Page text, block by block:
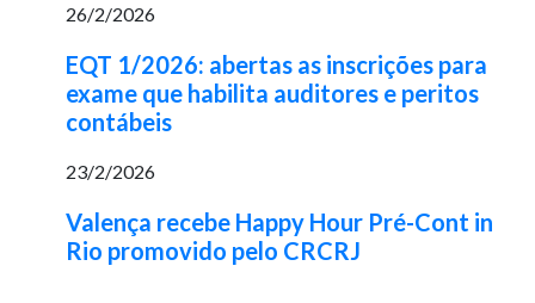
26/2/2026
EQT 1/2026: abertas as inscrições para
exame que habilita auditores e peritos
contábeis
23/2/2026
Valença recebe Happy Hour Pré-Cont in
Rio promovido pelo CRCRJ